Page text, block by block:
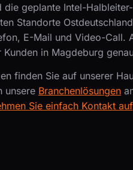
die geplante Intel-
Standorte
E-Mail und Video-Call.
in Magdeburg
finden Sie auf unserer
unsere Branchenlösungen
Sie einfach Kontakt auf